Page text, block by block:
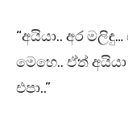
“අයියා.. අර
මෙහෙ.. ඒත්
එපා..”